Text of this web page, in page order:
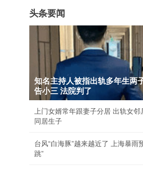
头条要闻
知名主持人被指出轨多年生两
告小三 法院判了
上门女婿常年跟妻子分居 出轨女邻
同居生子
台风“白海豚”越来越近了 上海暴雨
跳”